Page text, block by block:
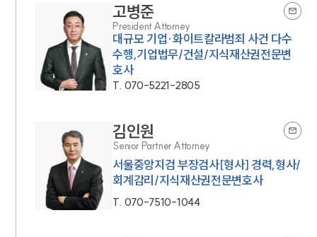
고병준
President Attorney
대규모 기업·화이트칼라범죄 사건 다수
수행,기업법무/건설/지식재산권전문변
호사
T. 070-5221-2805
김인원
Senior Partner Attorney
서울중앙지검 부장검사[형사] 경력,형사/
회계감리/지식재산권전문변호사
T. 070-7510-1044